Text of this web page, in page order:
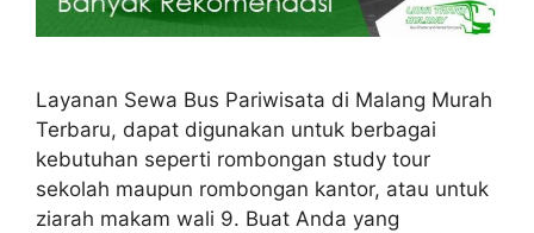
Layanan Sewa Bus Pariwisata di Malang Murah
Terbaru, dapat digunakan untuk berbagai
kebutuhan seperti rombongan study tour
sekolah maupun rombongan kantor, atau untuk
ziarah makam wali 9. Buat Anda yang